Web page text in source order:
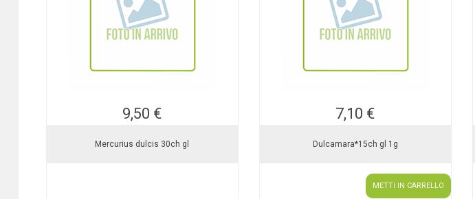
9,50 €
Mercurius dulcis 30ch gl
7,10 €
Dulcamara*15ch gl 1g
METTI IN CARRELLO